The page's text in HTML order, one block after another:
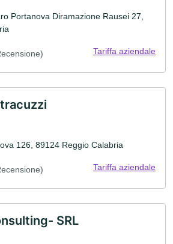
Portanova Diramazione Rausei 27,
Tariffa aziendale
126, 89124 Reggio Calabria
Tariffa aziendale
SRL